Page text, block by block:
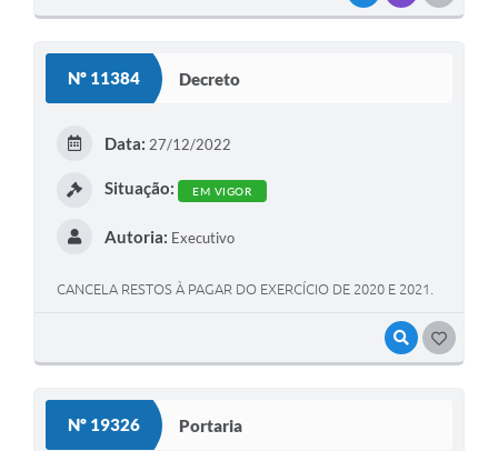
Nº 11384 Decreto
VISUALIZAR
Data: 27/12/2022
Situação: EM VIGOR
Autoria: Executivo
CANCELA RESTOS À PAGAR DO EXERCÍCIO DE 2020 E 2021.
Nº 19326 Portaria